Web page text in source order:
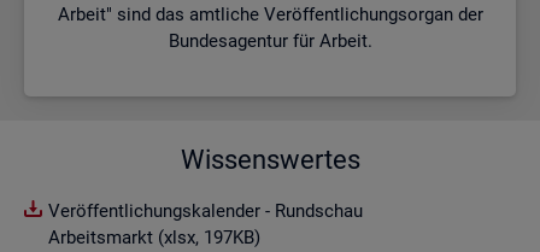
Arbeit" sind das amtliche Veröffentlichungsorgan der
Bundesagentur für Arbeit.
Wissenswertes
Veröffentlichungskalender - Rundschau
Arbeitsmarkt (xlsx, 197KB)